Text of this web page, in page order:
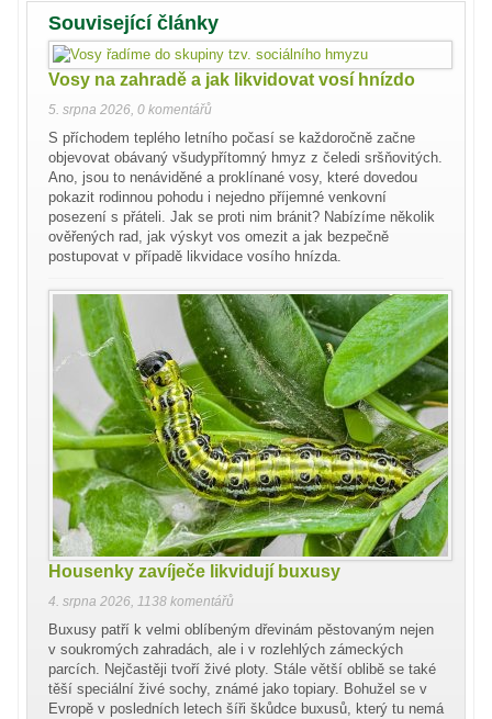
Související články
Vosy na zahradě a jak likvidovat vosí hnízdo
5. srpna 2026, 0 komentářů
S příchodem teplého letního počasí se každoročně začne
objevovat obávaný všudypřítomný hmyz z čeledi sršňovitých.
Ano, jsou to nenáviděné a proklínané vosy, které dovedou
pokazit rodinnou pohodu i nejedno příjemné venkovní
posezení s přáteli. Jak se proti nim bránit? Nabízíme několik
ověřených rad, jak výskyt vos omezit a jak bezpečně
postupovat v případě likvidace vosího hnízda.
Housenky zavíječe likvidují buxusy
4. srpna 2026, 1138 komentářů
Buxusy patří k velmi oblíbeným dřevinám pěstovaným nejen
v soukromých zahradách, ale i v rozlehlých zámeckých
parcích. Nejčastěji tvoří živé ploty. Stále větší oblibě se také
těší speciální živé sochy, známé jako topiary. Bohužel se v
Evropě v posledních letech šíři škůdce buxusů, který tu nemá